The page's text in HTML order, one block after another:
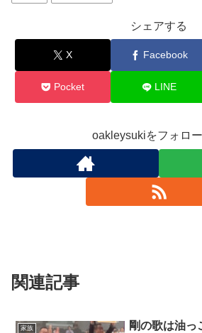
シェアする
X Facebook
Pocket LINE
oakleysukiをフォロ
関連記事
家族
剛の歌は油